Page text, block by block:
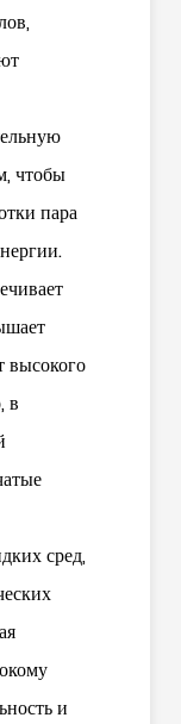
чтобы
пара
высокого
в
сред,
и